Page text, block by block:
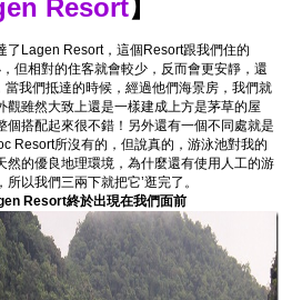
Resort】
Lagen Resort，這個Resort跟我們住的
但相對的住客就會較少，反而會更安靜，還
當我們抵達的時候，經過他們海景房，我們就
觀雖然大致上還是一樣建成上方是茅草的屋
個搭配起來很不錯！另外還有一個不同處就是
Resort所沒有的，但說真的，游泳池對我的
然的優良地理環境，為什麼還有使用人工的游
以我們三兩下就把它’逛完了。
Resort終於出現在我們面前